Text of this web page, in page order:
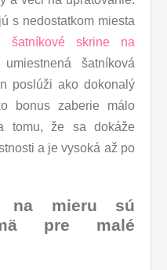
s nedostatkom miesta
šatníkové skrine na
šatníková
poslúži ako dokonalý
bonus zaberie málo
tomu, že sa dokáže
a je vysoká až po
na mieru sú
pre malé